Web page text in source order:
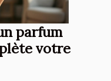
parfum
votre